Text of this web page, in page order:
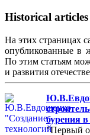
Historical articles
На этих страницах
опубликованные в
По этим статьям
и развития
бурения
"Первый